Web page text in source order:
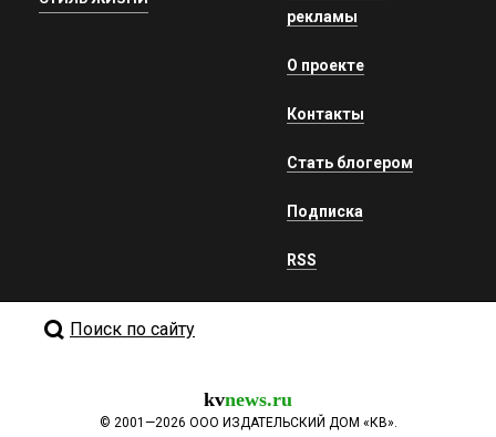
рекламы
О проекте
Контакты
Стать блогером
Подписка
RSS
Поиск по сайту
kvnews.ru
© 2001—2026 ООО ИЗДАТЕЛЬСКИЙ ДОМ «КВ».